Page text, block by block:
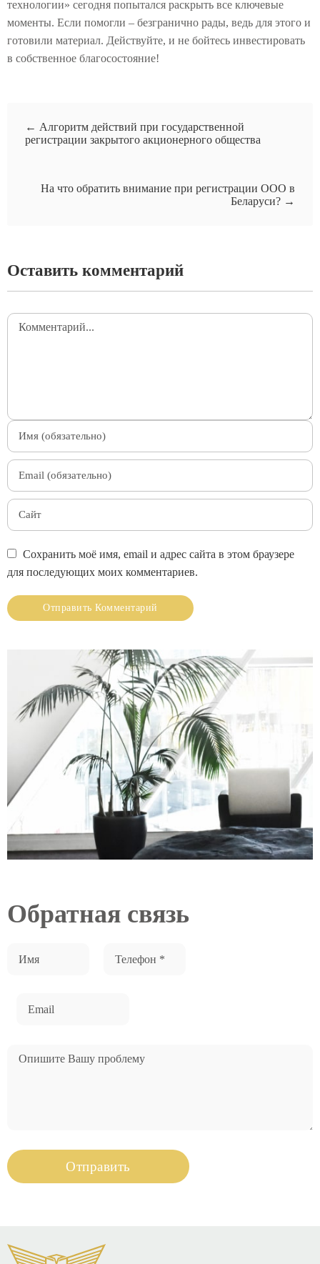
технологии» сегодня попытался раскрыть все ключевые
моменты. Если помогли – безгранично рады, ведь для этого и
готовили материал. Действуйте, и не бойтесь инвестировать
в собственное благосостояние!
← Алгоритм действий при государственной
регистрации закрытого акционерного общества
На что обратить внимание при регистрации ООО в
Беларуси? →
Оставить комментарий
Сохранить моё имя, email и адрес сайта в этом браузере
для последующих моих комментариев.
Обратная связь